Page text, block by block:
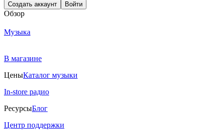
Создать аккаунт Войти
Обзор
Музыка
В магазине
ЦеныКаталог музыки
In-store радио
РесурсыБлог
Центр поддержки